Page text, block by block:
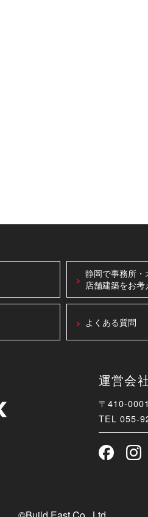
静岡で事務所・
店舗建築をお考
よくある質問
運営会
〒410-
TEL 055-